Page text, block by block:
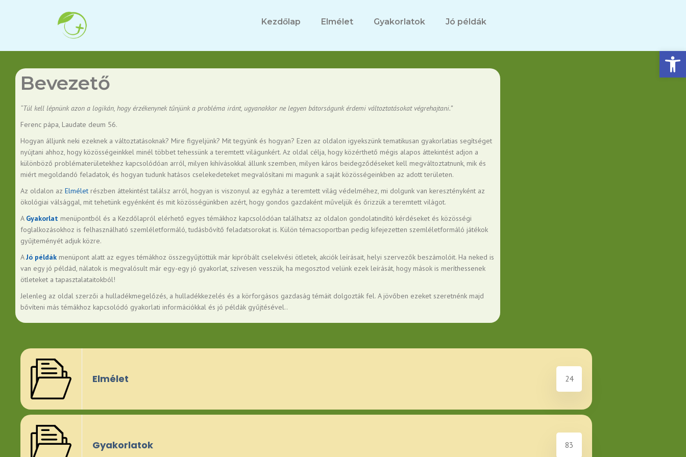
Eszköztár megnyitása
Kezdőlap Elmélet Gyakorlatok Jó példák
Bevezető
“Túl kell lépnünk azon a logikán, hogy érzékenynek tűnjünk a probléma iránt, ugyanakkor ne legyen bátorságunk érdemi változtatásokat végrehajtani.”
Ferenc pápa, Laudate deum 56.
Hogyan álljunk neki ezeknek a változtatásoknak? Mire figyeljünk? Mit tegyünk és hogyan? Ezen az oldalon igyekszünk tematikusan gyakorlatias segítséget
nyújtani ahhoz, hogy közösségeinkkel minél többet tehessünk a teremtett világunkért. Az oldal célja, hogy közérthető mégis alapos áttekintést adjon a
különböző problématerületekhez kapcsolódóan arról, milyen kihívásokkal állunk szemben, milyen káros beidegződéseket kell megváltoztatnunk, mik és
miért megoldandó feladatok, és hogyan tudunk hatásos cselekedeteket megvalósítani mi magunk a saját közösségeinkben az adott területen.
Az oldalon az Elmélet részben áttekintést találsz arról, hogyan is viszonyul az egyház a teremtett világ védelméhez, mi dolgunk van keresztényként az
ökológiai válsággal, mit tehetünk egyénként és mit közösségünkben azért, hogy gondos gazdaként műveljük és őrizzük a teremtett világot.
A Gyakorlat menüpontból és a Kezdőlapról elérhető egyes témákhoz kapcsolódóan találhatsz az oldalon gondolatindító kérdéseket és közösségi
foglalkozásokhoz is felhasználható szemléletformáló, tudásbővítő feladatsorokat is. Külön témacsoportban pedig kifejezetten szemléletformáló játékok
gyűjteményét adjuk közre.
AJó példák menüpont alatt az egyes témákhoz összegyűjtöttük már kipróbált cselekvési ötletek, akciók leírásait, helyi szervezők beszámolóit. Ha neked is
van egy jó példád, nálatok is megvalósult már egy-egy jó gyakorlat, szívesen vesszük, ha megosztod velünk ezek leírását, hogy mások is meríthessenek
ötleteket a tapasztalataitokból!
Jelenleg az oldal szerzői a hulladékmegelőzés, a hulladékkezelés és a körforgásos gazdaság témáit dolgozták fel. A jövőben ezeket szeretnénk majd
bővíteni más témákhoz kapcsolódó gyakorlati információkkal és jó példák gyűjtésével..
Elmélet 24
Gyakorlatok 83